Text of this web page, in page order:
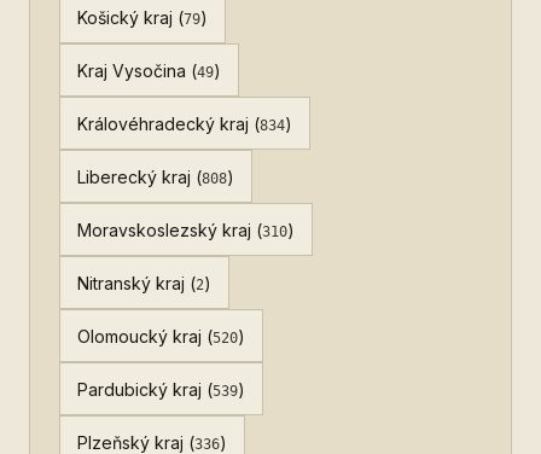
Košický kraj (79)
Kraj Vysočina (49)
Královéhradecký kraj (834)
Liberecký kraj (808)
Moravskoslezský kraj (310)
Nitranský kraj (2)
Olomoucký kraj (520)
Pardubický kraj (539)
Plzeňský kraj (336)